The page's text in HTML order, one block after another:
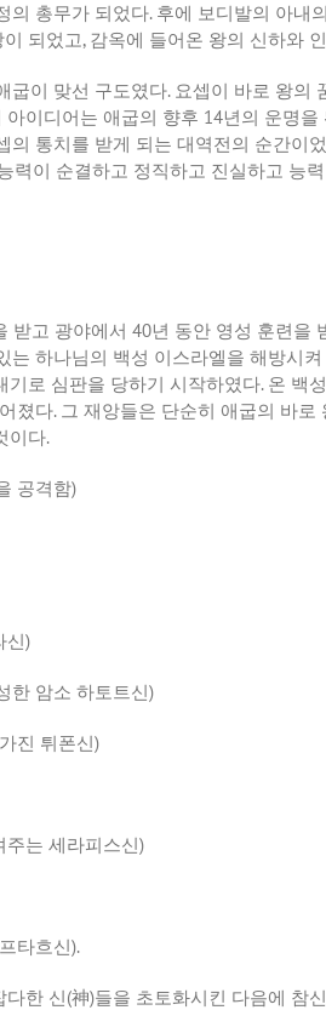
의 총무가 되었다. 후에 보디발의 아내
되었고, 감옥에 들어온 왕의 신하와
굽이 맞선 구도였다. 요셉이 바로 왕의
이디어는 애굽의 향후 14년의 운명을
의 통치를 받게 되는 대역전의 순간이
력이 순결하고 정직하고 진실하고 능
받고 광야에서 40년 동안 영성 훈련을
는 하나님의 백성 이스라엘을 해방시
기로 심판을 당하기 시작하였다. 온 백
졌다. 그 재앙들은 단순히 애굽의 바
이다.
공격함)
신)
한 암소 하토트신)
진 튀폰신)
는 세라피스신)
타흐신).
다한 신(神)들을 초토화시킨 다음에 참